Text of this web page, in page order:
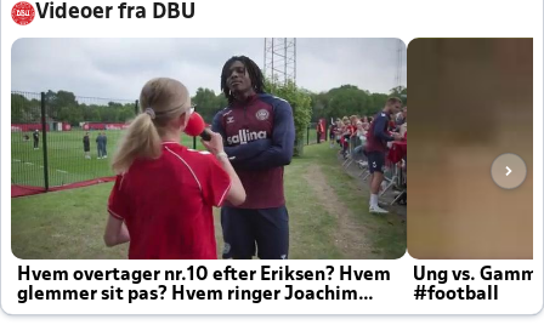
Videoer fra DBU
Hvem overtager nr.10 efter Eriksen? Hvem
glemmer sit pas? Hvem ringer Joachim
altid til efter kampe?
Ung vs.
#football